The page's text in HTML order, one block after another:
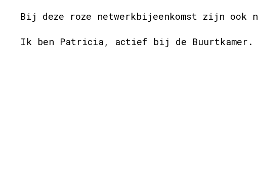
Bij deze roze netwerkbijeenkomst zijn ook
Ik ben Patricia, actief bij de Buurtkamer.